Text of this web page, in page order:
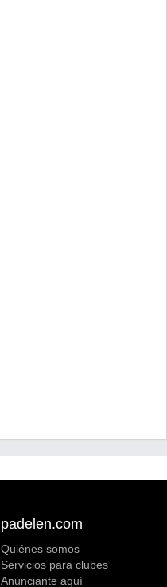
padelen.com
Quiénes somos
Servicios para clubes
Anúnciante aquí